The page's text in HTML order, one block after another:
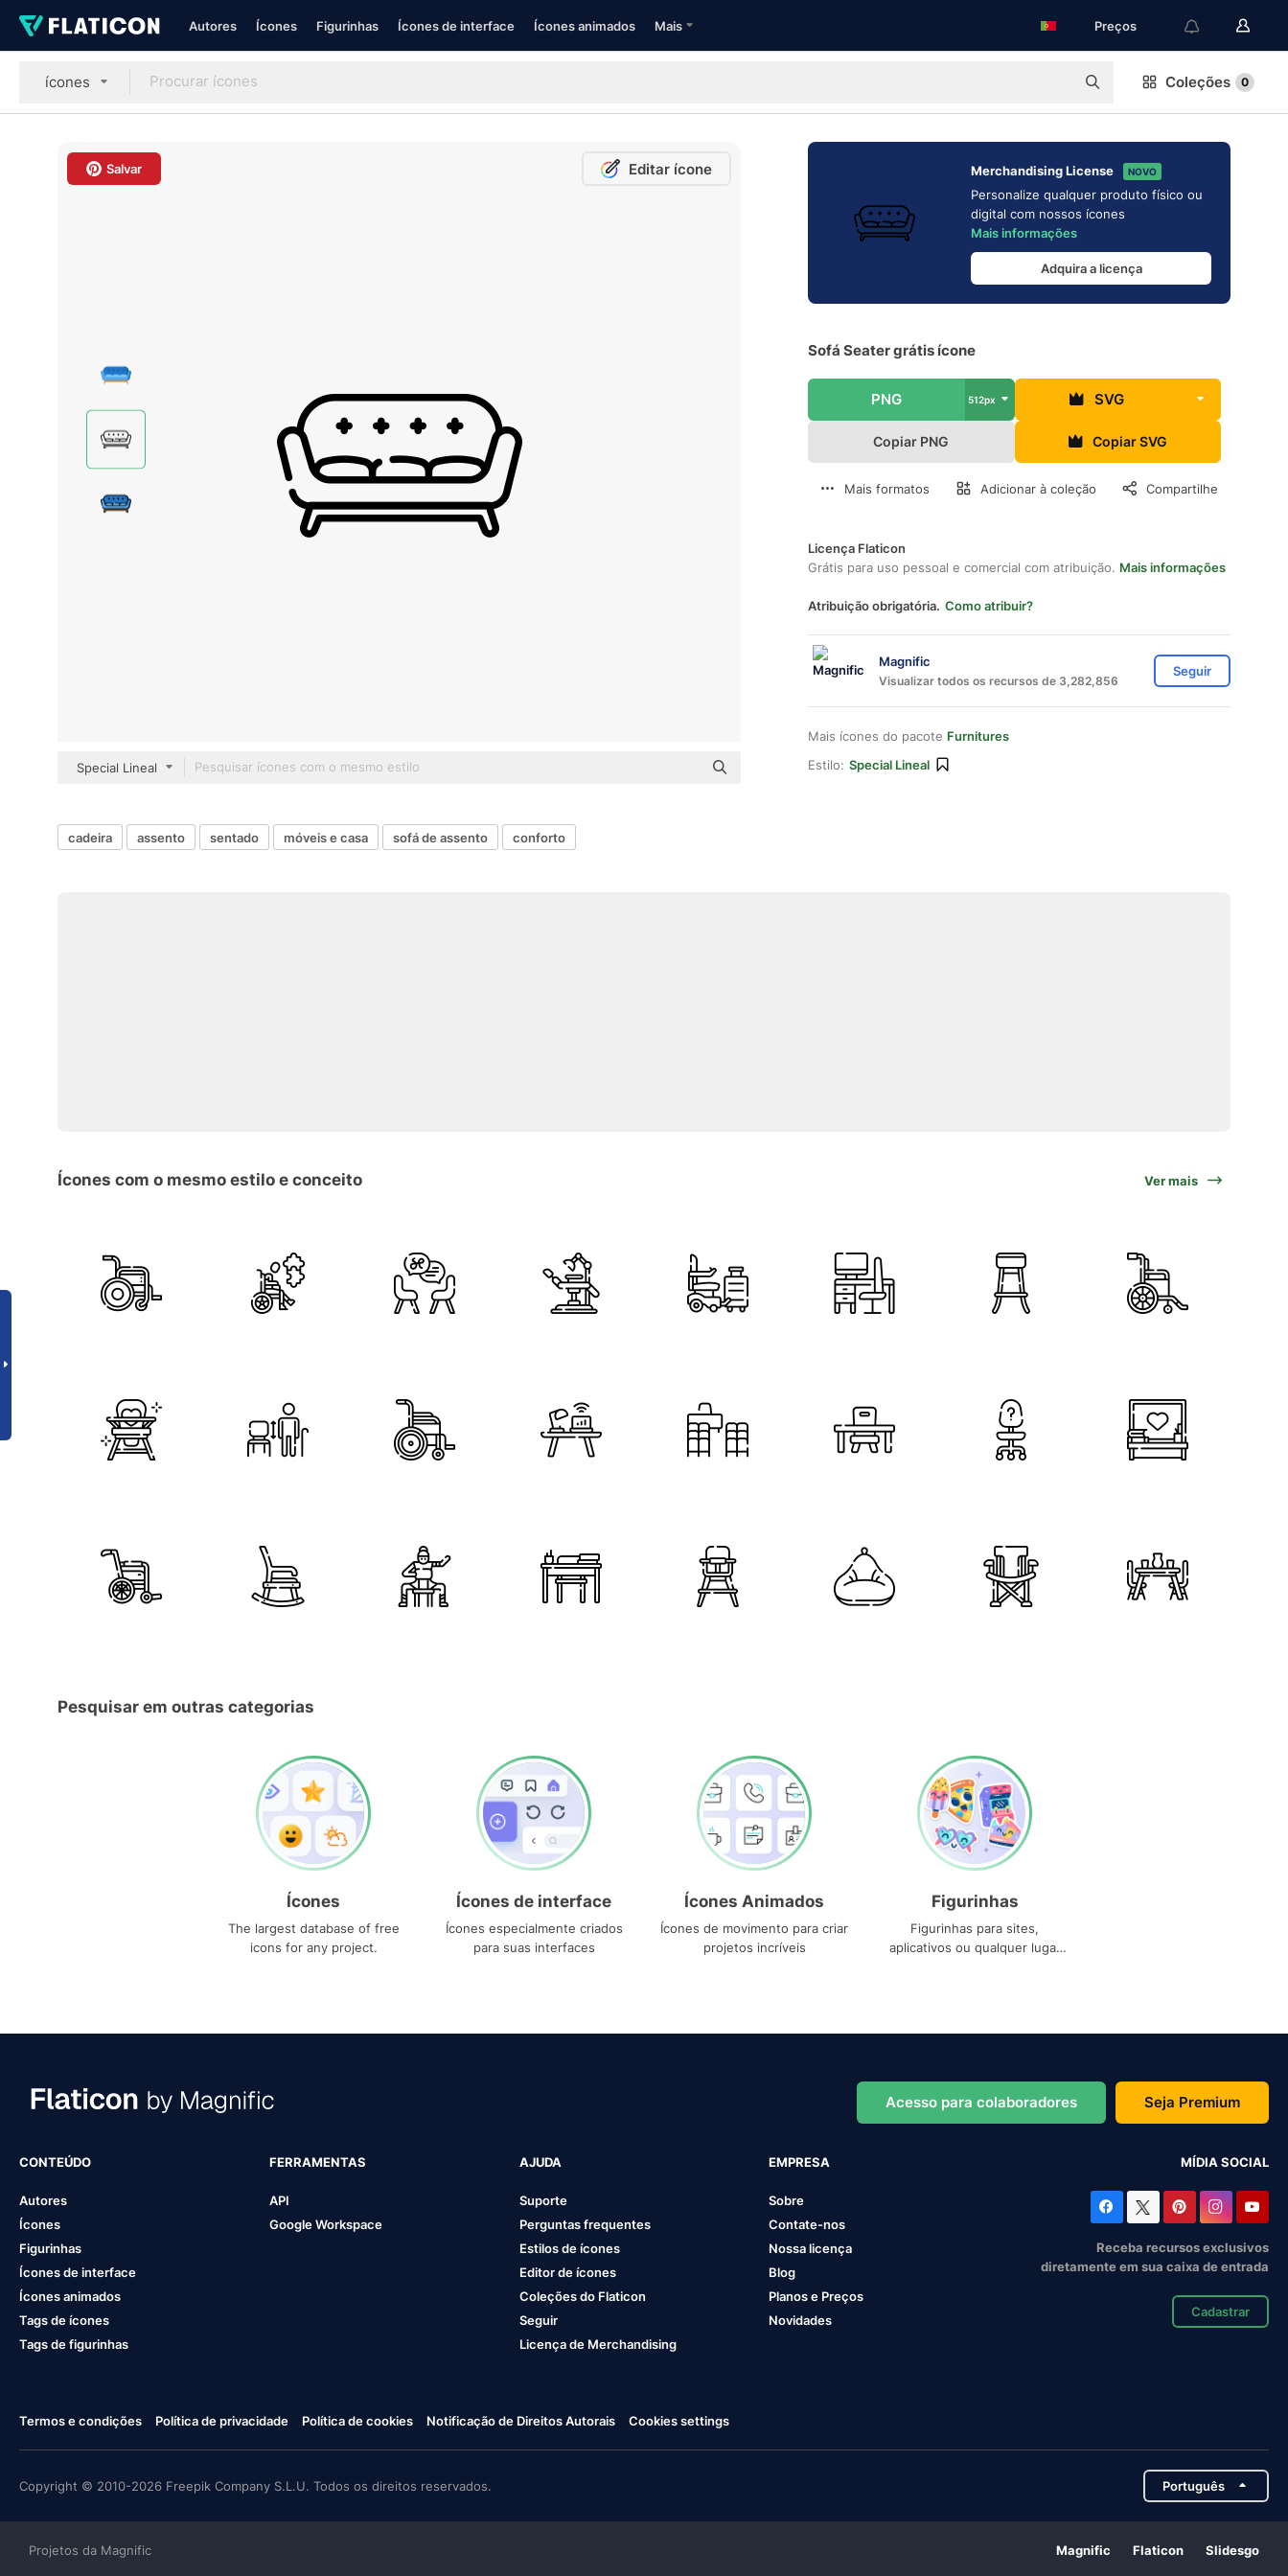
Autores Ícones Figurinhas Ícones de interface Ícones animados Mais Preços
ícones Coleções 0
Salvar Editar ícone
Special Lineal
Merchandising License NOVO
Personalize qualquer produto físico ou
digital com nossos ícones
Mais informações
Adquira a licença
Sofá Seater grátis ícone
PNG 512px SVG
Copiar PNG Copiar SVG
Mais formatos Adicionar à coleção Compartilhe
Licença Flaticon
Grátis para uso pessoal e comercial com atribuição. Mais informações
Atribuição obrigatória. Como atribuir?
Magnific
Visualizar todos os recursos de 3,282,856
Seguir
Mais ícones do pacote Furnitures
Estilo: Special Lineal
cadeira assento sentado móveis e casa sofá de assento conforto
Ícones com o mesmo estilo e conceito Ver mais
Pesquisar em outras categorias
Ícones
The largest database of free
icons for any project.
Ícones de interface
Ícones especialmente criados
para suas interfaces
Ícones Animados
Ícones de movimento para criar
projetos incríveis
Figurinhas
Figurinhas para sites,
aplicativos ou qualquer lugar
Acesso para colaboradores Seja Premium
CONTEÚDO
Autores
Ícones
Figurinhas
Ícones de interface
Ícones animados
Tags de ícones
Tags de figurinhas
FERRAMENTAS
API
Google Workspace
AJUDA
Suporte
Perguntas frequentes
Estilos de ícones
Editor de ícones
Coleções do Flaticon
Seguir
Licença de Merchandising
EMPRESA
Sobre
Contate-nos
Nossa licença
Blog
Planos e Preços
Novidades
MÍDIA SOCIAL
Receba recursos exclusivos
diretamente em sua caixa de entrada
Cadastrar
Termos e condições Política de privacidade Política de cookies Notificação de Direitos Autorais Cookies settings
Copyright © 2010-2026 Freepik Company S.L.U. Todos os direitos reservados. Português
Projetos da Magnific Magnific Flaticon Slidesgo